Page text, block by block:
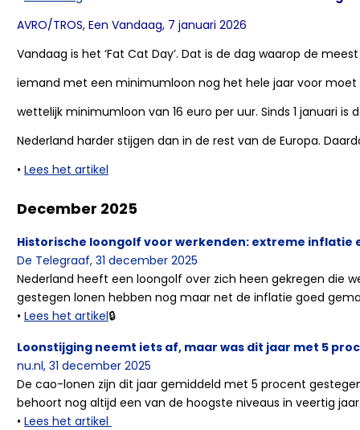
AVRO/TROS, Een Vandaag, 7 januari 2026
Vandaag is het ‘Fat Cat Day’. Dat is de dag waarop de
iemand met een minimumloon nog het hele jaar voor moet
wettelijk minimumloon van 16 euro per uur. Sinds 1 januari
Nederland harder stijgen dan in de rest van de Europa.
• Lees het artikel
December 2025
Historische loongolf voor werkenden: extreme inflatie
De Telegraaf, 31 december 2025
Nederland heeft een loongolf over zich heen gekregen die
gestegen lonen hebben nog maar net de inflatie goed
• Lees het artikel🔒
Loonstijging neemt iets af, maar was dit jaar met 5
nu.nl, 31 december 2025
De cao-lonen zijn dit jaar gemiddeld met 5 procent
behoort nog altijd een van de hoogste niveaus in veertig
• Lees het artikel